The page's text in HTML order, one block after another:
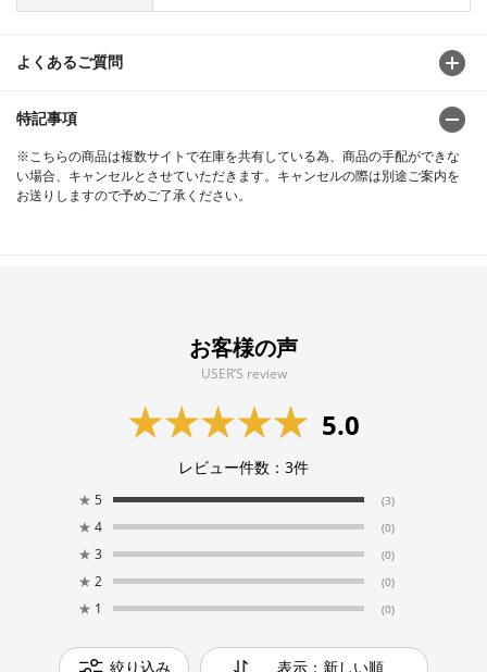
よくあるご質問
特記事項
※こちらの商品は複数サイトで在庫を共有している為、商品の手配ができな
い場合、キャンセルとさせていただきます。キャンセルの際は別途ご案内を
お送りしますので予めご了承ください。
お客様の声
USER’S review
5.0
レビュー件数： 3件
★ 5 (3)
★ 4 (0)
★ 3 (0)
★ 2 (0)
★ 1 (0)
絞り込み 表示：新しい順